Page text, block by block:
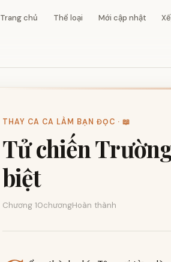
Trang chủ Thể loại Mới cập nhật
THAY CA CA LÀM BẠN ĐỌC · 📖
Tử chiến
biệt
Chương 10chươngHoàn thành